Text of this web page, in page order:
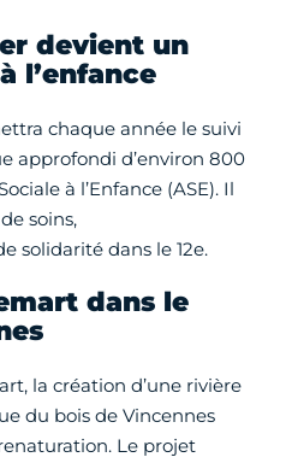
devient un
l’enfance
chaque année le suivi
approfondi d’environ 800
à l’Enfance (ASE). Il
soins,
solidarité dans le 12e.
dans le
la création d’une rivière
du bois de Vincennes
Le projet